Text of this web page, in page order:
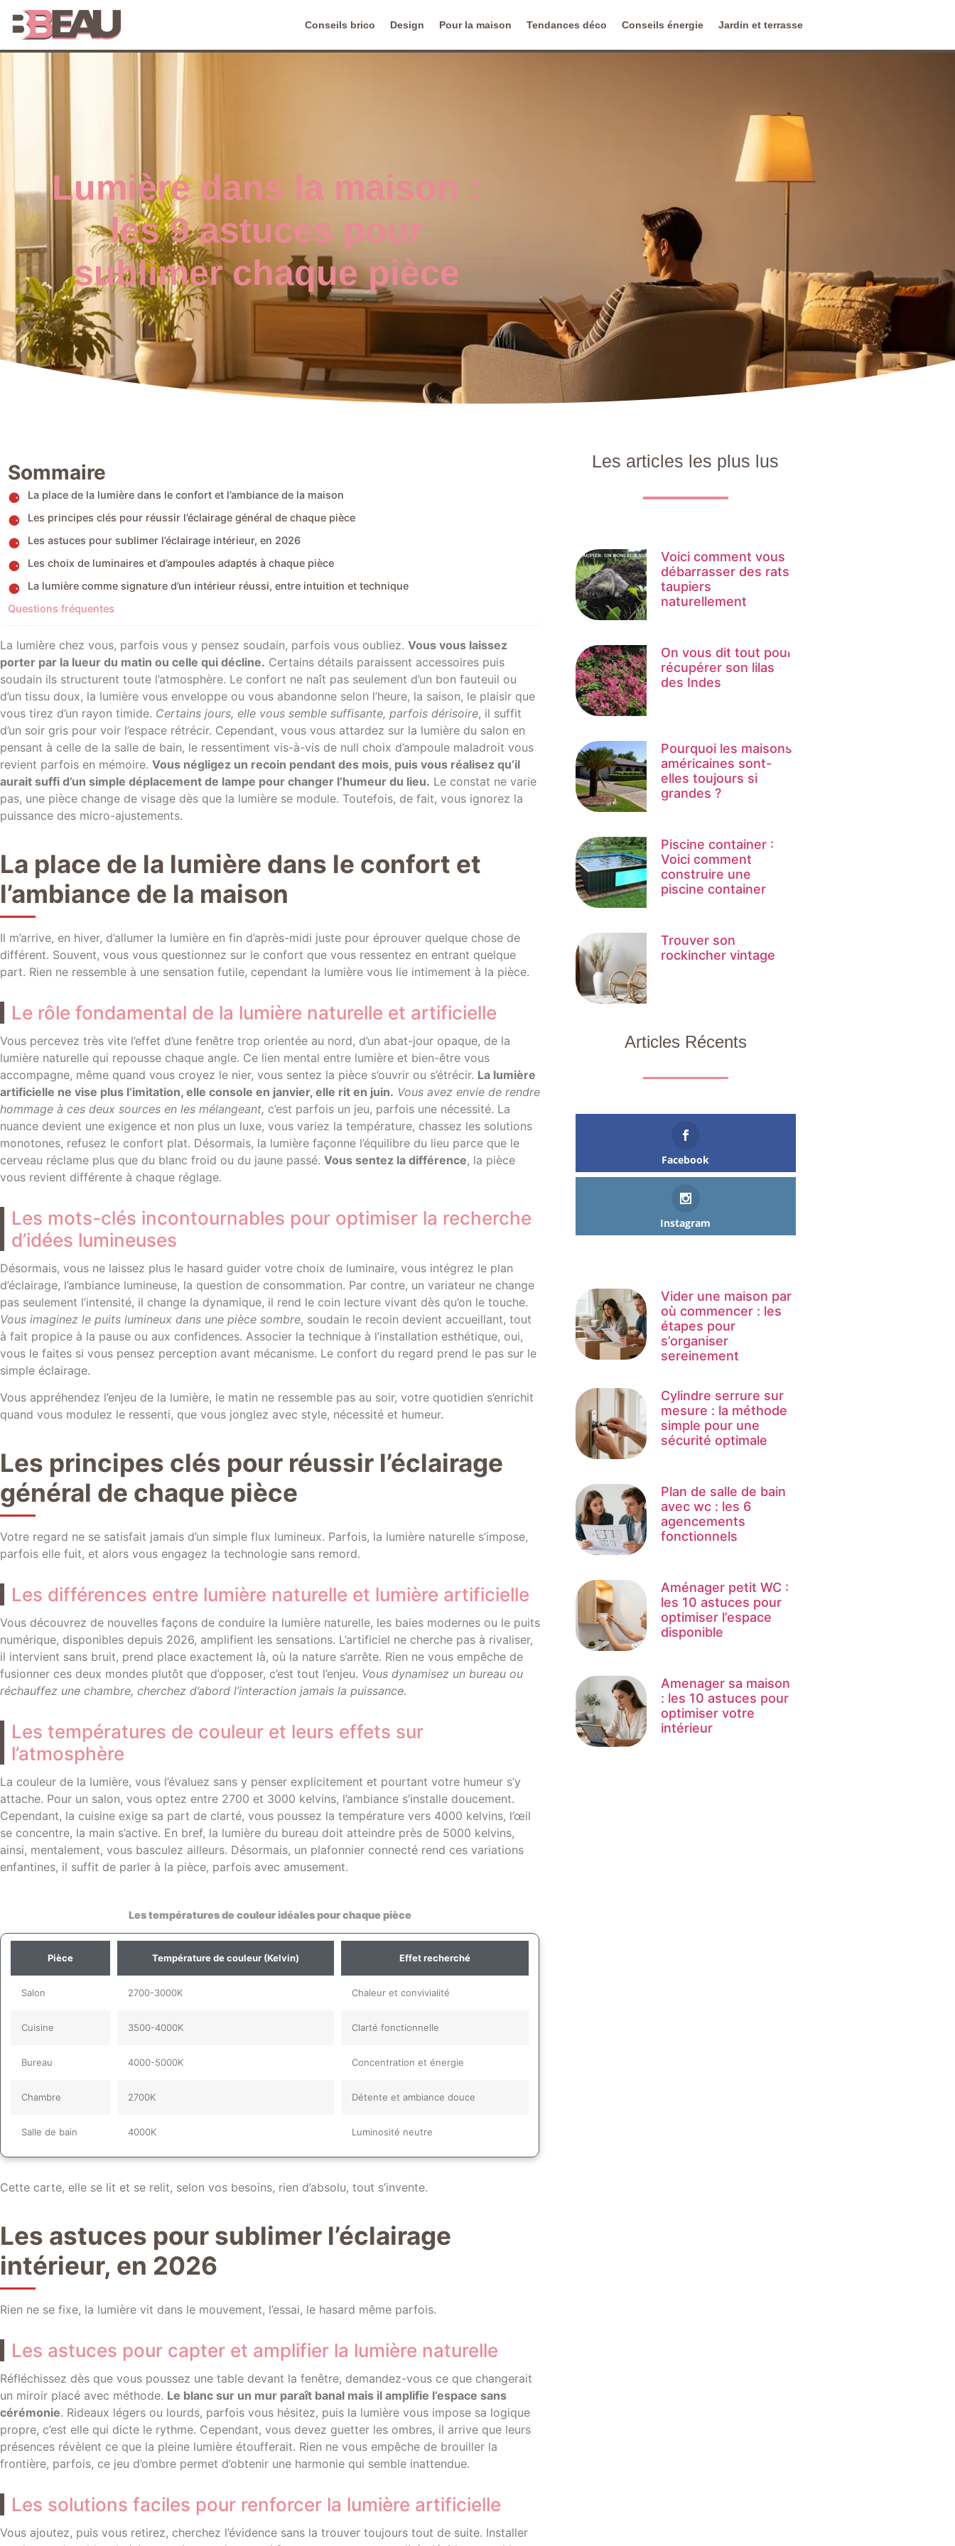
Conseils brico Design Pour la maison Tendances déco Conseils énergie Jardin et terrasse
Lumière dans la maison :
les 9 astuces pour
sublimer chaque pièce
Sommaire
La place de la lumière dans le confort et l’ambiance de la maison
Les principes clés pour réussir l’éclairage général de chaque pièce
Les astuces pour sublimer l’éclairage intérieur, en 2026
Les choix de luminaires et d’ampoules adaptés à chaque pièce
La lumière comme signature d’un intérieur réussi, entre intuition et technique
Questions fréquentes
La lumière chez vous, parfois vous y pensez soudain, parfois vous oubliez. Vous vous laissez
porter par la lueur du matin ou celle qui décline. Certains détails paraissent accessoires puis
soudain ils structurent toute l’atmosphère. Le confort ne naît pas seulement d’un bon fauteuil ou
d’un tissu doux, la lumière vous enveloppe ou vous abandonne selon l’heure, la saison, le plaisir que
vous tirez d’un rayon timide. Certains jours, elle vous semble suffisante, parfois dérisoire, il suffit
d’un soir gris pour voir l’espace rétrécir. Cependant, vous vous attardez sur la lumière du salon en
pensant à celle de la salle de bain, le ressentiment vis-à-vis de null choix d’ampoule maladroit vous
revient parfois en mémoire. Vous négligez un recoin pendant des mois, puis vous réalisez qu’il
aurait suffi d’un simple déplacement de lampe pour changer l’humeur du lieu. Le constat ne varie
pas, une pièce change de visage dès que la lumière se module. Toutefois, de fait, vous ignorez la
puissance des micro-ajustements.
La place de la lumière dans le confort et
l’ambiance de la maison
Il m’arrive, en hiver, d’allumer la lumière en fin d’après-midi juste pour éprouver quelque chose de
différent. Souvent, vous vous questionnez sur le confort que vous ressentez en entrant quelque
part. Rien ne ressemble à une sensation futile, cependant la lumière vous lie intimement à la pièce.
Le rôle fondamental de la lumière naturelle et artificielle
Vous percevez très vite l’effet d’une fenêtre trop orientée au nord, d’un abat-jour opaque, de la
lumière naturelle qui repousse chaque angle. Ce lien mental entre lumière et bien-être vous
accompagne, même quand vous croyez le nier, vous sentez la pièce s’ouvrir ou s’étrécir. La lumière
artificielle ne vise plus l’imitation, elle console en janvier, elle rit en juin. Vous avez envie de rendre
hommage à ces deux sources en les mélangeant, c’est parfois un jeu, parfois une nécessité. La
nuance devient une exigence et non plus un luxe, vous variez la température, chassez les solutions
monotones, refusez le confort plat. Désormais, la lumière façonne l’équilibre du lieu parce que le
cerveau réclame plus que du blanc froid ou du jaune passé. Vous sentez la différence, la pièce
vous revient différente à chaque réglage.
Les mots-clés incontournables pour optimiser la recherche
d’idées lumineuses
Désormais, vous ne laissez plus le hasard guider votre choix de luminaire, vous intégrez le plan
d’éclairage, l’ambiance lumineuse, la question de consommation. Par contre, un variateur ne change
pas seulement l’intensité, il change la dynamique, il rend le coin lecture vivant dès qu’on le touche.
Vous imaginez le puits lumineux dans une pièce sombre, soudain le recoin devient accueillant, tout
à fait propice à la pause ou aux confidences. Associer la technique à l’installation esthétique, oui,
vous le faites si vous pensez perception avant mécanisme. Le confort du regard prend le pas sur le
simple éclairage.
Vous appréhendez l’enjeu de la lumière, le matin ne ressemble pas au soir, votre quotidien s’enrichit
quand vous modulez le ressenti, que vous jonglez avec style, nécessité et humeur.
Les principes clés pour réussir l’éclairage
général de chaque pièce
Votre regard ne se satisfait jamais d’un simple flux lumineux. Parfois, la lumière naturelle s’impose,
parfois elle fuit, et alors vous engagez la technologie sans remord.
Les différences entre lumière naturelle et lumière artificielle
Vous découvrez de nouvelles façons de conduire la lumière naturelle, les baies modernes ou le puits
numérique, disponibles depuis 2026, amplifient les sensations. L’artificiel ne cherche pas à rivaliser,
il intervient sans bruit, prend place exactement là, où la nature s’arrête. Rien ne vous empêche de
fusionner ces deux mondes plutôt que d’opposer, c’est tout l’enjeu. Vous dynamisez un bureau ou
réchauffez une chambre, cherchez d’abord l’interaction jamais la puissance.
Les températures de couleur et leurs effets sur
l’atmosphère
La couleur de la lumière, vous l’évaluez sans y penser explicitement et pourtant votre humeur s’y
attache. Pour un salon, vous optez entre 2700 et 3000 kelvins, l’ambiance s’installe doucement.
Cependant, la cuisine exige sa part de clarté, vous poussez la température vers 4000 kelvins, l’œil
se concentre, la main s’active. En bref, la lumière du bureau doit atteindre près de 5000 kelvins,
ainsi, mentalement, vous basculez ailleurs. Désormais, un plafonnier connecté rend ces variations
enfantines, il suffit de parler à la pièce, parfois avec amusement.
Les températures de couleur idéales pour chaque pièce
Pièce Température de couleur (Kelvin) Effet recherché
Salon 2700-3000K Chaleur et convivialité
Cuisine 3500-4000K Clarté fonctionnelle
Bureau 4000-5000K Concentration et énergie
Chambre 2700K Détente et ambiance douce
Salle de bain 4000K Luminosité neutre
Cette carte, elle se lit et se relit, selon vos besoins, rien d’absolu, tout s’invente.
Les astuces pour sublimer l’éclairage
intérieur, en 2026
Rien ne se fixe, la lumière vit dans le mouvement, l’essai, le hasard même parfois.
Les astuces pour capter et amplifier la lumière naturelle
Réfléchissez dès que vous poussez une table devant la fenêtre, demandez-vous ce que changerait
un miroir placé avec méthode. Le blanc sur un mur paraît banal mais il amplifie l’espace sans
cérémonie. Rideaux légers ou lourds, parfois vous hésitez, puis la lumière vous impose sa logique
propre, c’est elle qui dicte le rythme. Cependant, vous devez guetter les ombres, il arrive que leurs
présences révèlent ce que la pleine lumière étoufferait. Rien ne vous empêche de brouiller la
frontière, parfois, ce jeu d’ombre permet d’obtenir une harmonie qui semble inattendue.
Les solutions faciles pour renforcer la lumière artificielle
Vous ajoutez, puis vous retirez, cherchez l’évidence sans la trouver toujours tout de suite. Installer
Les articles les plus lus
Voici comment vous
débarrasser des rats
taupiers
naturellement
On vous dit tout pour
récupérer son lilas
des Indes
Pourquoi les maisons
américaines sont-
elles toujours si
grandes ?
Piscine container :
Voici comment
construire une
piscine container
Trouver son
rockincher vintage
Articles Récents
Facebook
Instagram
Vider une maison par
où commencer : les
étapes pour
s’organiser
sereinement
Cylindre serrure sur
mesure : la méthode
simple pour une
sécurité optimale
Plan de salle de bain
avec wc : les 6
agencements
fonctionnels
Aménager petit WC :
les 10 astuces pour
optimiser l’espace
disponible
Amenager sa maison
: les 10 astuces pour
optimiser votre
intérieur